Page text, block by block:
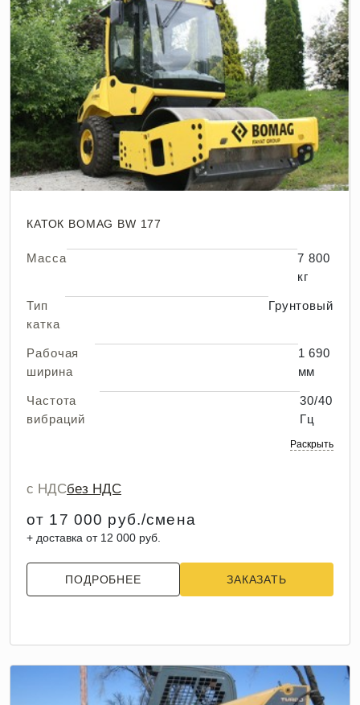
КАТОК BOMAG BW 177
Масса
7 800
кг
Тип
катка
Грунтовый
Рабочая
ширина
1 690
мм
Частота
вибраций
30/40
Гц
Раскрыть
с НДСбез НДС
от 17 000 руб./смена
+ доставка от 12 000 руб.
ПОДРОБНЕЕ ЗАКАЗАТЬ